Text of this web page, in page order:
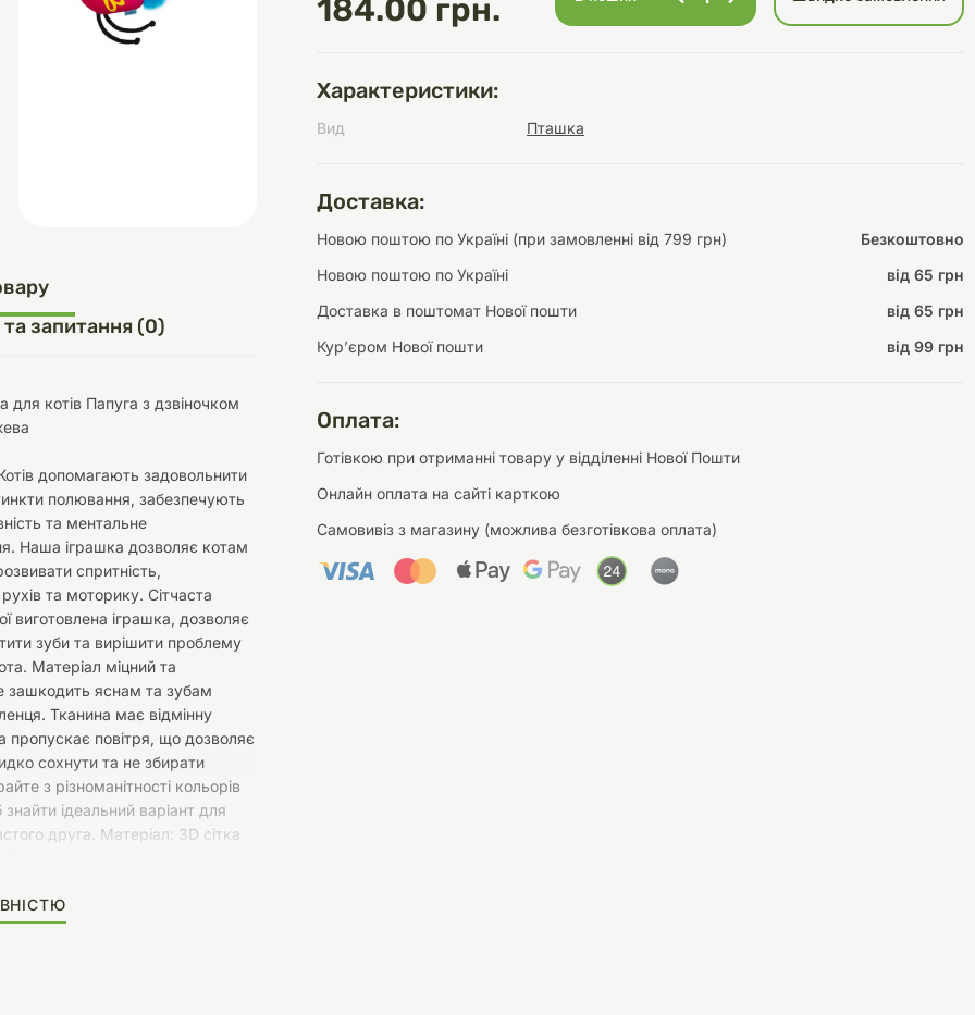
догляду
Переноски Автоаксесуари
та аскесуари
Інструменти для
догляду
Обігрівачі Освітлення
Засоби для догляду Декорації
Аксесуари
184.00 грн.
Характеристики:
Вид Пташка
Доставка:
Новою поштою по Україні (при замовленні від 799 грн)
Безкоштовно
Новою поштою по Україні
від 65 грн
Доставка в поштомат Нової пошти
від 65 грн
Курʼєром Нової пошти
від 99 грн
Оплата:
Готівкою при отриманні товару у відділенні Нової Пошти
Онлайн оплата на сайті карткою
Самовивіз з магазину (можлива безготівкова оплата)
та запитання (0)
для котів Папуга з дзвіночком
допомагають задовольнити
полювання, забезпечують
та ментальне
Наша іграшка дозволяє котам
спритність,
та моторику. Сітчаста
виготовлена іграшка, дозволяє
зуби та вирішити проблему
Матеріал міцний та
зашкодить яснам та зубам
Тканина має відмінну
пропускає повітря, що дозволяє
сохнути та не збирати
з різноманітності кольорів
ідеальний варіант для
друга. Матеріал: 3D сітка